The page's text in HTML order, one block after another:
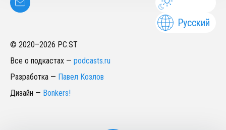
Русский
© 2020–2026 PC.ST
Все о подкастах — podcasts.ru
Разработка — Павел Козлов
Дизайн — Bonkers!